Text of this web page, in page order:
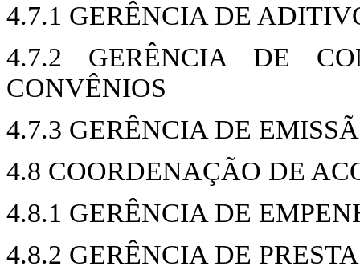
4.7.1 GERÊNCIA DE
4.7.2 GERÊNCIA DE
CONVÊNIOS
4.7.3 GERÊNCIA DE
4.8 COORDENAÇÃO DE
4.8.1 GERÊNCIA DE
4.8.2 GERÊNCIA DE